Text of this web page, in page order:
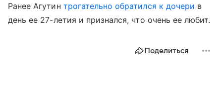
Ранее Агутин трогательно обратился к дочери в
день ее 27-летия и признался, что очень ее любит.
Поделиться